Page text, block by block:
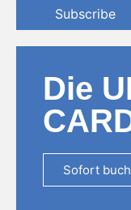
Subscribe
Die
Sofort